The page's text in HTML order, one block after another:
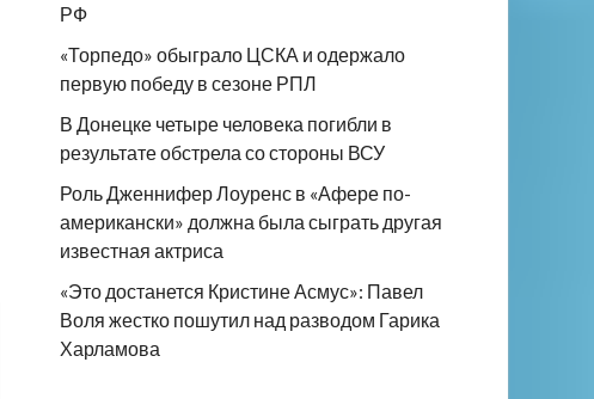
РФ
«Торпедо» обыграло ЦСКА и одержало
первую победу в сезоне РПЛ
В Донецке четыре человека погибли в
результате обстрела со стороны ВСУ
Роль Дженнифер Лоуренс в «Афере по-
американски» должна была сыграть другая
известная актриса
«Это достанется Кристине Асмус»: Павел
Воля жестко пошутил над разводом Гарика
Харламова